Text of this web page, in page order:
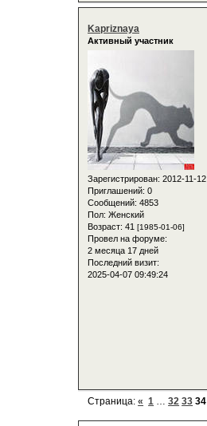
Kapriznaya
Активный участник
Зарегистрирован: 2012-11-12
Приглашений: 0
Сообщений: 4853
Пол: Женский
Возраст: 41 [1985-01-06]
Провел на форуме:
2 месяца 17 дней
Последний визит:
2025-04-07 09:49:24
Страница:« 1 32 33 34